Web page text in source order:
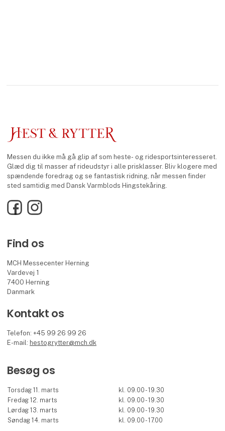
Messen du ikke må gå glip af som heste- og ridesportsinteresseret.
Glæd dig til masser af rideudstyr i alle prisklasser. Bliv klogere med
spændende foredrag og se fantastisk ridning, når messen finder
sted samtidig med Dansk Varmblods Hingstekåring.
FacebookInstagram
Find os
MCH Messecenter Herning
Vardevej 1
7400 Herning
Danmark
Kontakt os
Telefon: +45 99 26 99 26
E-mail: hestogrytter@mch.dk
Besøg os
Torsdag 11. marts
kl. 09.00 - 19.30
Fredag 12. marts
kl. 09.00 - 19.30
Lørdag 13. marts
kl. 09.00 - 19.30
Søndag 14. marts
kl. 09.00 - 17.00